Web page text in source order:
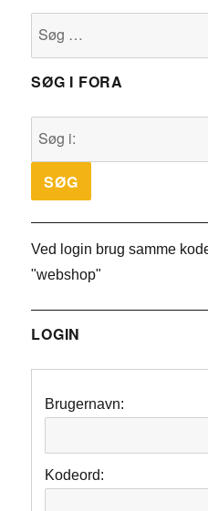
SØG I FORA
Ved login brug samme
"webshop"
LOGIN
Brugernavn:
Kodeord: